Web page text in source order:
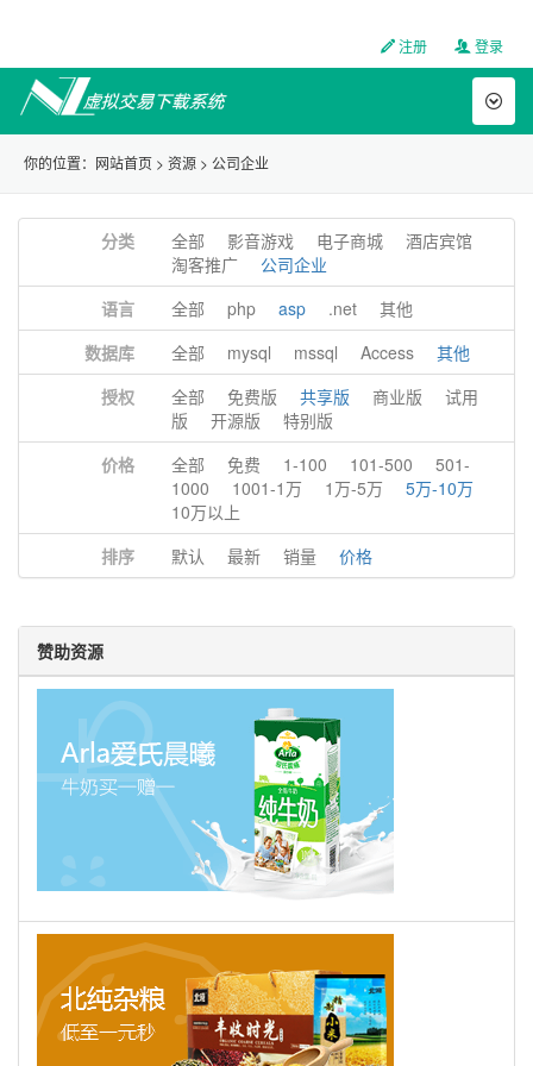
注册 登录
你的位置： 网站首页 > 资源 > 公司企业
分类 全部 影音游戏 电子商城
酒店宾馆
淘客推广
公司企业
语言
全部 php asp .net
其他
数据库
全部 mysql mssql Access
其他
授权
全部 免费版 共享版 商业版
试用
版
开源版
特别版
价格
全部 免费 1-100 101-500
501-
1000
1001-1万 1万-5万
5万-10万
10万以上
排序
默认 最新 销量 价格
赞助资源